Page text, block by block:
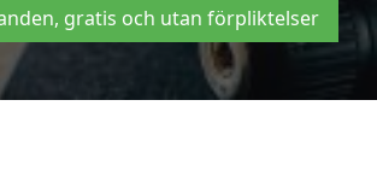
gratis och utan förpliktelser